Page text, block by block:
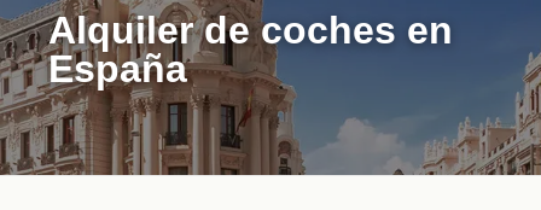
Alquiler de coches en
España